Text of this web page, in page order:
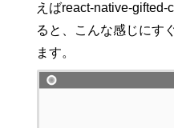
えばreact-native-
ると、こんな感じにす
ます。